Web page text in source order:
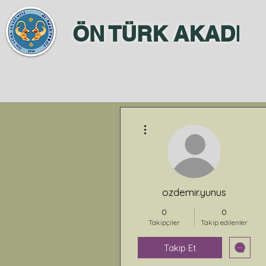
ÖN TÜRK
ozdemir.yunus
0
Takipçiler
0
Takip edilenler
Takip Et